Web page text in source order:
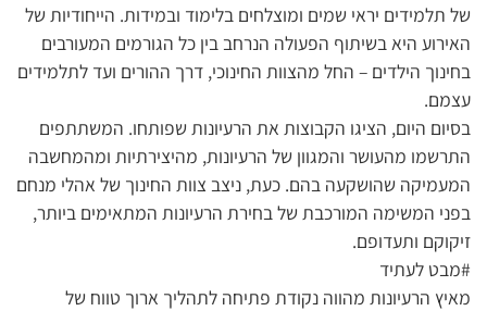
של תלמידים יראי שמים ומוצלחים בלימוד ובמידות. הייחודיות של
האירוע היא בשיתוף הפעולה הנרחב בין כל הגורמים המעורבים
בחינוך הילדים – החל מהצוות החינוכי, דרך ההורים ועד לתלמידים
עצמם.
בסיום היום, הציגו הקבוצות את הרעיונות שפותחו. המשתתפים
התרשמו מהעושר והמגוון של הרעיונות, מהיצירתיות ומהמחשבה
המעמיקה שהושקעה בהם. כעת, ניצב צוות החינוך של אהלי מנחם
בפני המשימה המורכבת של בחירת הרעיונות המתאימים ביותר,
זיקוקם ותעדופם.
#מבט לעתיד
מאיץ הרעיונות מהווה נקודת פתיחה לתהליך ארוך טווח של